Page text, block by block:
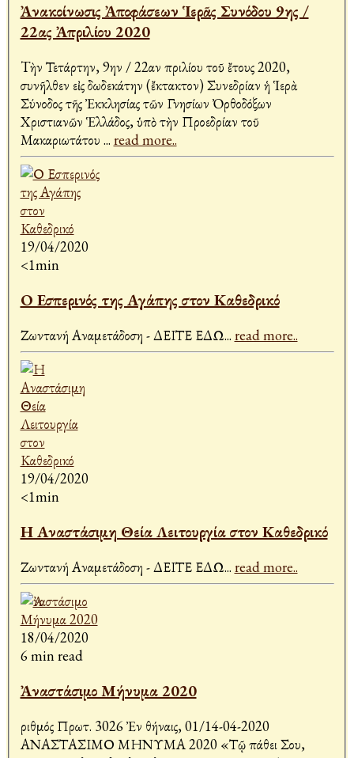
Ἀνακοίνωσις Ἀποφάσεων Ἱερᾶς Συνόδου 9ης /
22ας Ἀπριλίου 2020
Tὴν Τετάρτην, 9ην / 22αν Ἀπριλίου τοῦ ἔτους 2020,
συνῆλθεν εἰς δωδεκάτην (ἔκτακτον) Συνεδρίαν ἡ Ἱερὰ
Σύνοδος τῆς Ἐκκλησίας τῶν Γνησίων Ὀρθοδόξων
Χριστιανῶν Ἑλλάδος, ὑπὸ τὴν Προεδρίαν τοῦ
Μακαριωτάτου ... read more..
19/04/2020
<1min
Ο Εσπερινός της Αγάπης στον Καθεδρικό
Ζωντανή Αναμετάδοση - ΔΕΙΤΕ ΕΔΩ... read more..
19/04/2020
<1min
Η Αναστάσιμη Θεία Λειτουργία στον Καθεδρικό
Ζωντανή Αναμετάδοση - ΔΕΙΤΕ ΕΔΩ... read more..
18/04/2020
6 min read
Ἀναστάσιμο Μήνυμα 2020
Ἀριθμός Πρωτ. 3026 Ἐν Ἀθήναις, 01/14-04-2020
ΑΝΑΣΤΑΣΙΜΟ ΜΗΝΥΜΑ 2020 «Τῷ πάθει Σου,